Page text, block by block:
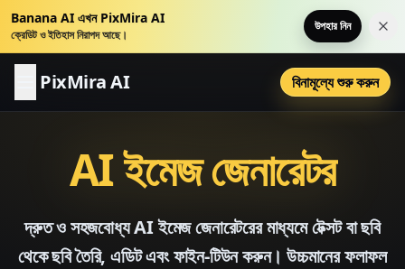
Banana AI এখন PixMira AI
ক্রেডিট ও ইতিহাস নিরাপদ আছে।
উপহার নিন এই
PixMira AI বিনামূল্যে শুরু করুন
AI ইমেজ জেনারেটর
দ্রুত ও সহজবোধ্য AI ইমেজ জেনারেটরের মাধ্যমে টেক্সট বা ছবি
থেকে ছবি তৈরি, এডিট এবং ফাইন-টিউন করুন। উচ্চমানের ফলাফল